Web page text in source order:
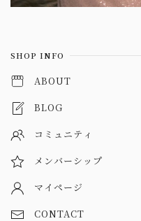
SHOP INFO
ABOUT
BLOG
コミュニティ
メンバーシップ
マイページ
CONTACT